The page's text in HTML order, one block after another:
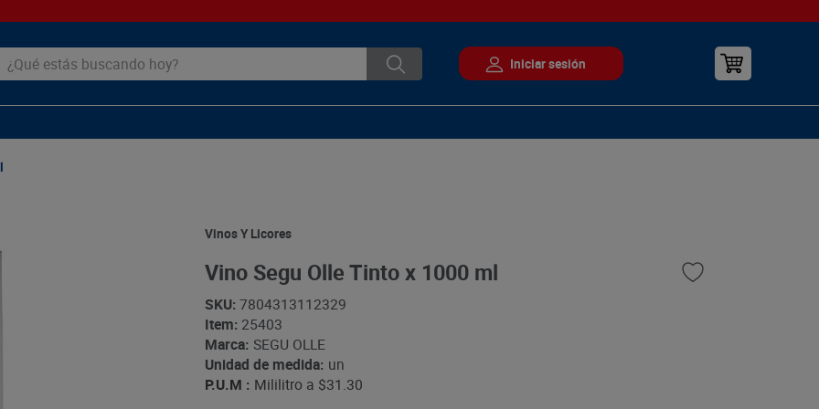
estás buscando hoy?
Vinos Y Licores
Vino Segu Olle Tinto x 1000 ml
SKU: 7804313112329
Item: 25403
Marca: SEGU OLLE
Unidad de medida: un
P.U.M : Mililitro a $31.30